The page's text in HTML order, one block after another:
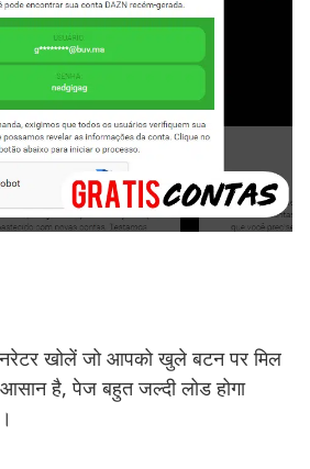
खोलें जो आपको खुले बटन पर मिल
है, पेज बहुत जल्दी लोड होगा